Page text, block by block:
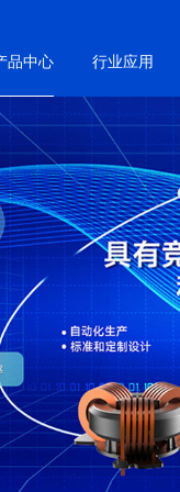
品中心 行业应用